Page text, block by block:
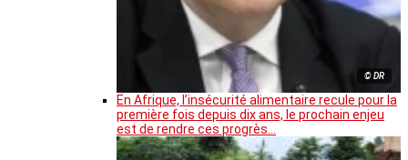
© DR
En Afrique, l’insécurité alimentaire recule pour la
première fois depuis dix ans, le prochain enjeu
est de rendre ces progrès…